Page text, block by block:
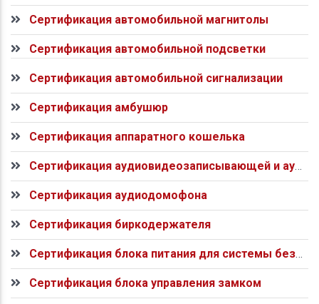
Сертификация автомобильной магнитолы
Сертификация автомобильной подсветки
Сертификация автомобильной сигнализации
Сертификация амбушюр
Сертификация аппаратного кошелька
Сертификация аудиовидеозаписывающей и аудиовидеовоспроизводящей аппаратуры
Сертификация аудиодомофона
Сертификация биркодержателя
Сертификация блока питания для системы безопасности
Сертификация блока управления замком